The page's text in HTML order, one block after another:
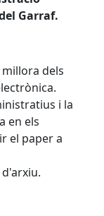
Garraf.
dels
i la
en els
el paper a